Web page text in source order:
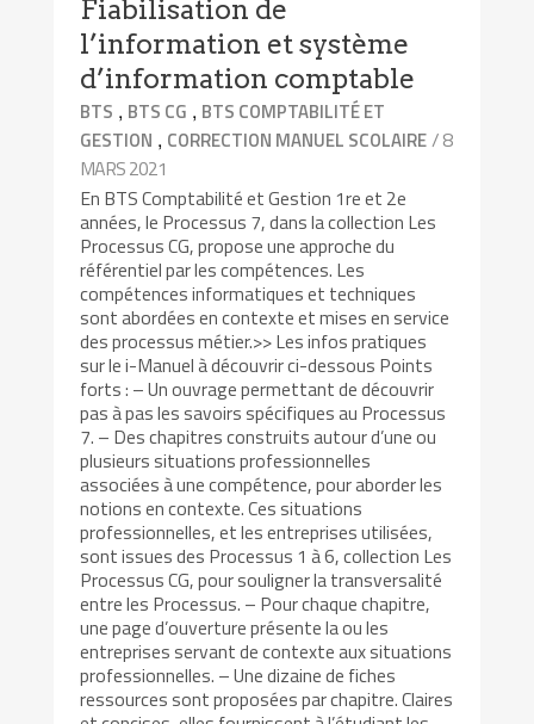
Fiabilisation de
l’information et système
d’information comptable
BTS , BTS CG , BTS COMPTABILITÉ ET
GESTION , CORRECTION MANUEL SCOLAIRE/ 8
MARS 2021
En BTS Comptabilité et Gestion 1re et 2e
années, le Processus 7, dans la collection Les
Processus CG, propose une approche du
référentiel par les compétences. Les
compétences informatiques et techniques
sont abordées en contexte et mises en service
des processus métier.>> Les infos pratiques
sur le i-Manuel à découvrir ci-dessous Points
forts : – Un ouvrage permettant de découvrir
pas à pas les savoirs spécifiques au Processus
7. – Des chapitres construits autour d’une ou
plusieurs situations professionnelles
associées à une compétence, pour aborder les
notions en contexte. Ces situations
professionnelles, et les entreprises utilisées,
sont issues des Processus 1 à 6, collection Les
Processus CG, pour souligner la transversalité
entre les Processus. – Pour chaque chapitre,
une page d’ouverture présente la ou les
entreprises servant de contexte aux situations
professionnelles. – Une dizaine de fiches
ressources sont proposées par chapitre. Claires